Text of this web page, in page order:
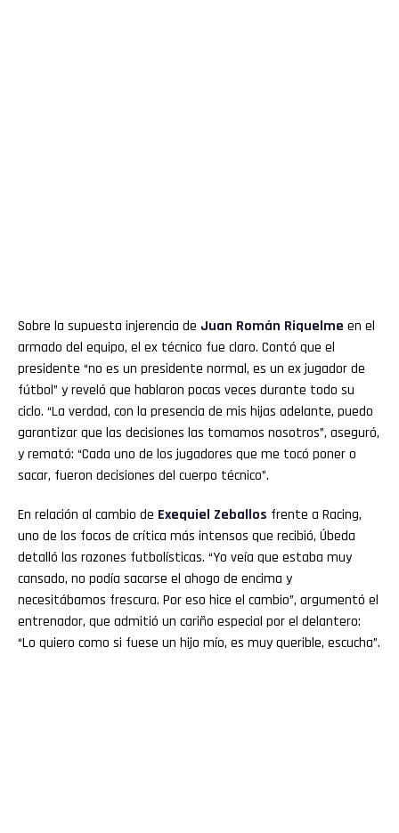
Sobre la supuesta injerencia de Juan Román Riquelme en el
armado del equipo, el ex técnico fue claro. Contó que el
presidente “no es un presidente normal, es un ex jugador de
fútbol” y reveló que hablaron pocas veces durante todo su
ciclo. “La verdad, con la presencia de mis hijas adelante, puedo
garantizar que las decisiones las tomamos nosotros”, aseguró,
y remató: “Cada uno de los jugadores que me tocó poner o
sacar, fueron decisiones del cuerpo técnico”.
En relación al cambio de Exequiel Zeballos frente a Racing,
uno de los focos de crítica más intensos que recibió, Úbeda
detalló las razones futbolísticas. “Yo veía que estaba muy
cansado, no podía sacarse el ahogo de encima y
necesitábamos frescura. Por eso hice el cambio”, argumentó el
entrenador, que admitió un cariño especial por el delantero:
“Lo quiero como si fuese un hijo mío, es muy querible, escucha”.